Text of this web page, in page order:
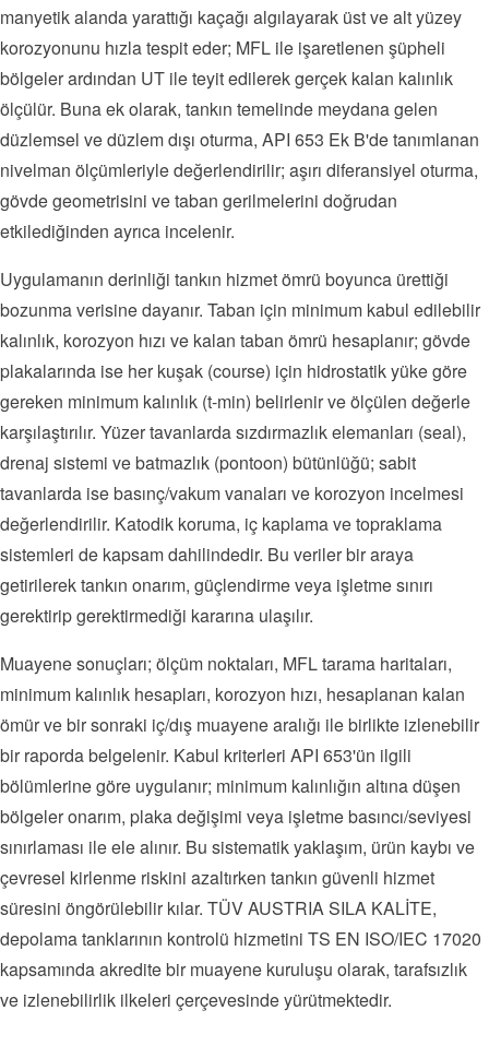
manyetik alanda yarattığı kaçağı algılayarak üst ve alt yüzey
korozyonunu hızla tespit eder; MFL ile işaretlenen şüpheli
bölgeler ardından UT ile teyit edilerek gerçek kalan kalınlık
ölçülür. Buna ek olarak, tankın temelinde meydana gelen
düzlemsel ve düzlem dışı oturma, API 653 Ek B'de tanımlanan
nivelman ölçümleriyle değerlendirilir; aşırı diferansiyel oturma,
gövde geometrisini ve taban gerilmelerini doğrudan
etkilediğinden ayrıca incelenir.
Uygulamanın derinliği tankın hizmet ömrü boyunca ürettiği
bozunma verisine dayanır. Taban için minimum kabul edilebilir
kalınlık, korozyon hızı ve kalan taban ömrü hesaplanır; gövde
plakalarında ise her kuşak (course) için hidrostatik yüke göre
gereken minimum kalınlık (t-min) belirlenir ve ölçülen değerle
karşılaştırılır. Yüzer tavanlarda sızdırmazlık elemanları (seal),
drenaj sistemi ve batmazlık (pontoon) bütünlüğü; sabit
tavanlarda ise basınç/vakum vanaları ve korozyon incelmesi
değerlendirilir. Katodik koruma, iç kaplama ve topraklama
sistemleri de kapsam dahilindedir. Bu veriler bir araya
getirilerek tankın onarım, güçlendirme veya işletme sınırı
gerektirip gerektirmediği kararına ulaşılır.
Muayene sonuçları; ölçüm noktaları, MFL tarama haritaları,
minimum kalınlık hesapları, korozyon hızı, hesaplanan kalan
ömür ve bir sonraki iç/dış muayene aralığı ile birlikte izlenebilir
bir raporda belgelenir. Kabul kriterleri API 653'ün ilgili
bölümlerine göre uygulanır; minimum kalınlığın altına düşen
bölgeler onarım, plaka değişimi veya işletme basıncı/seviyesi
sınırlaması ile ele alınır. Bu sistematik yaklaşım, ürün kaybı ve
çevresel kirlenme riskini azaltırken tankın güvenli hizmet
süresini öngörülebilir kılar. TÜV AUSTRIA SILA KALİTE,
depolama tanklarının kontrolü hizmetini TS EN ISO/IEC 17020
kapsamında akredite bir muayene kuruluşu olarak, tarafsızlık
ve izlenebilirlik ilkeleri çerçevesinde yürütmektedir.